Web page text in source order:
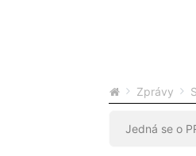
Zprávy
Jedná se o